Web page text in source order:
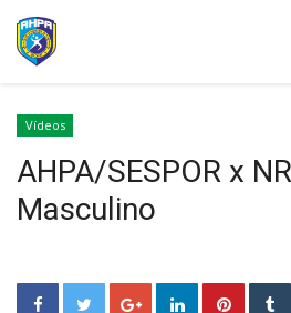
Vídeos
AHPA/SESPOR x
Masculino